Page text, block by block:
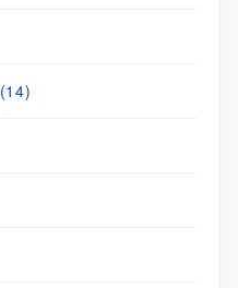
(14)